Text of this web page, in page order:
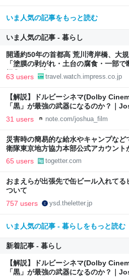
いま人気の記事をもっと読む
いま人気の記事 - 暮らし
開通約50年の首都高 荒川湾岸橋、大
「塗膜の剥がれ・土台の腐食・一部
損傷、どう直す？
63 users travel.watch.impress.co.jp
【解説】ドルビーシネマ(Dolby
「黒」が最強の武器になるのか？｜
31 users note.com/joshua_film
災害時の簡易的な給水やキャンプな
衛隊東京地方協力本部公式アカウント
なり便利…動画にはしっかりオチもつ
65 users togetter.com
おまえらが出張先で缶ビール入れて
ついて
757 users ysd.theletter.jp
いま人気の記事 - 暮らしをもっと読む
新着記事 - 暮らし
【解説】ドルビーシネマ(Dolby
「黒」が最強の武器になるのか？｜